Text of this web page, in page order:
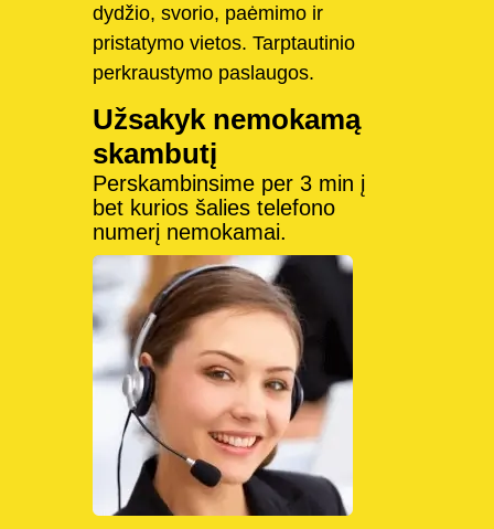
dydžio, svorio, paėmimo ir
pristatymo vietos. Tarptautinio
perkraustymo paslaugos.
Užsakyk nemokamą
skambutį
Perskambinsime per 3 min į
bet kurios šalies telefono
numerį nemokamai.